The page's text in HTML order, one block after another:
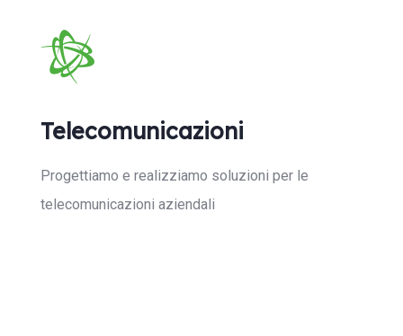
Telecomunicazioni
Progettiamo e realizziamo soluzioni per le
telecomunicazioni aziendali